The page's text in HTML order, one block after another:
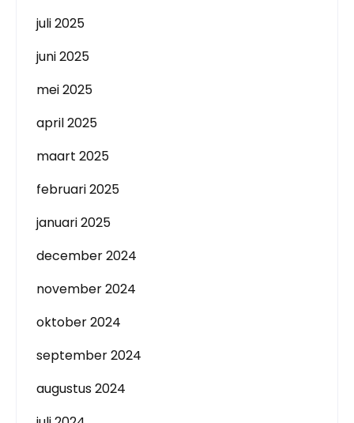
juli 2025
juni 2025
mei 2025
april 2025
maart 2025
februari 2025
januari 2025
december 2024
november 2024
oktober 2024
september 2024
augustus 2024